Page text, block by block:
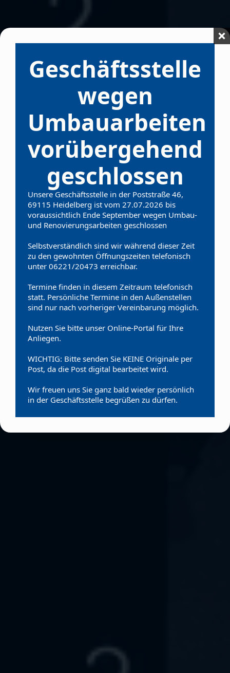
Geschäftsstelle
wegen
Umbauarbeiten
vorübergehend
geschlossen
Unsere Geschäftsstelle in der Poststraße 46,
69115 Heidelberg ist vom 27.07.2026 bis
voraussichtlich Ende September wegen Umbau-
und Renovierungsarbeiten geschlossen
Selbstverständlich sind wir während dieser Zeit
zu den gewohnten Öffnungszeiten telefonisch
unter 06221/20473 erreichbar.
Termine finden in diesem Zeitraum telefonisch
statt. Persönliche Termine in den Außenstellen
sind nur nach vorheriger Vereinbarung möglich.
Nutzen Sie bitte unser Online-Portal für Ihre
Anliegen.
WICHTIG: Bitte senden Sie KEINE Originale per
Post, da die Post digital bearbeitet wird.
Wir freuen uns Sie ganz bald wieder persönlich
in der Geschäftsstelle begrüßen zu dürfen.